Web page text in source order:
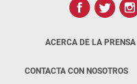
ACERCA DE LA PRENSA
CONTACTA CON NOSOTROS